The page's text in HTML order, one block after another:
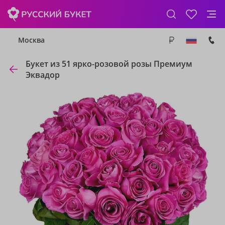
Москва
Букет из 51 ярко-розовой розы Премиум
Эквадор